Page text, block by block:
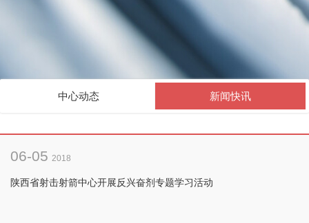
中心动态 新闻快讯
06-05 2018
陕西省射击射箭中心开展反兴奋剂专题学习活动